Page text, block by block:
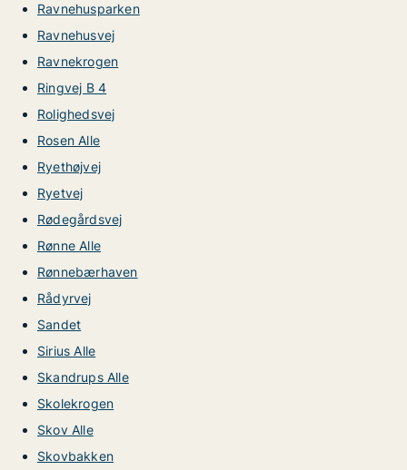
Ravnehusparken
Ravnehusvej
Ravnekrogen
Ringvej B 4
Rolighedsvej
Rosen Alle
Ryethøjvej
Ryetvej
Rødegårdsvej
Rønne Alle
Rønnebærhaven
Rådyrvej
Sandet
Sirius Alle
Skandrups Alle
Skolekrogen
Skov Alle
Skovbakken